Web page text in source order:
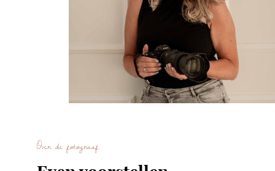
Over de fotograaf